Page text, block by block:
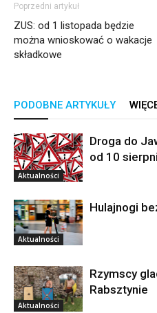
Poprzedni artykuł
ZUS: od 1 listopada będzie
można wnioskować o wakacje
składkowe
PODOBNE ARTYKUŁY
Aktualności
Droga do
od 10
Aktualności
Hulajnogi
Aktualności
Rzymscy
Rabsztynie